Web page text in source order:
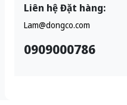
Liên hệ Đặt hàng:
Lam@dongco.com
0909000786